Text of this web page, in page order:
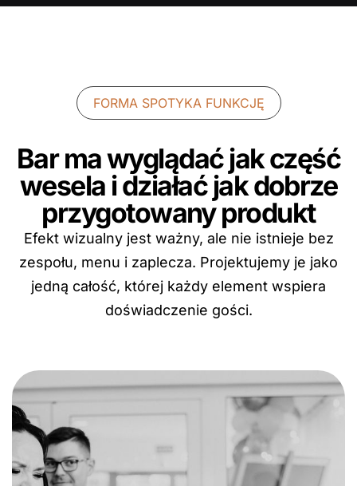
FORMA SPOTYKA FUNKCJĘ
Bar ma wyglądać jak część
wesela i działać jak dobrze
przygotowany produkt
Efekt wizualny jest ważny, ale nie istnieje bez
zespołu, menu i zaplecza. Projektujemy je jako
jedną całość, której każdy element wspiera
doświadczenie gości.